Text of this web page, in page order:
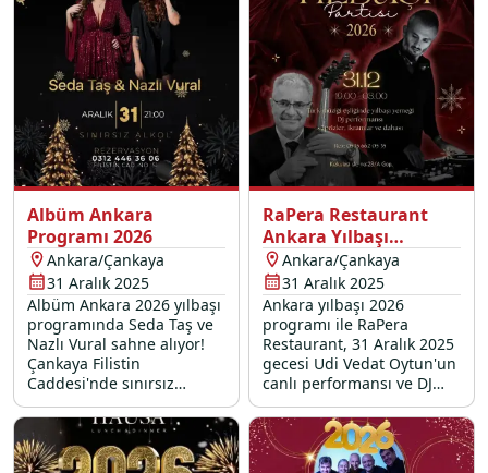
Albüm Ankara
Programı 2026
Ankara/Çankaya
31 Aralık 2025
Albüm Ankara 2026 yılbaşı
programında Seda Taş ve
Nazlı Vural sahne alıyor!
Çankaya Filistin
Caddesi'nde sınırsız
eğlence ve müzik dolu bir
gala için hemen yerinizi
ayırtın.
RaPera Restaurant
Ankara Yılbaşı
Programı 2026
Ankara/Çankaya
31 Aralık 2025
Ankara yılbaşı 2026
programı ile RaPera
Restaurant, 31 Aralık 2025
gecesi Udi Vedat Oytun'un
canlı performansı ve DJ
Platinium'un eğlenceyi
doruğa çıkaracak yılbaşı
partisi ile unutulmaz bir
deneyim vaat ediyor.